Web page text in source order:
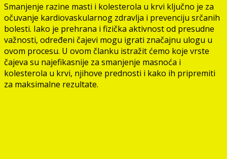
Smanjenje razine masti i kolesterola u krvi ključno je za
očuvanje kardiovaskularnog zdravlja i prevenciju srčanih
bolesti. Iako je prehrana i fizička aktivnost od presudne
važnosti, određeni čajevi mogu igrati značajnu ulogu u
ovom procesu. U ovom članku istražit ćemo koje vrste
čajeva su najefikasnije za smanjenje masnoća i
kolesterola u krvi, njihove prednosti i kako ih pripremiti
za maksimalne rezultate.